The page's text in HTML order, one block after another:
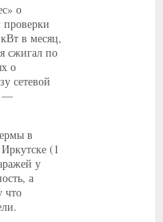
о
в месяц,
сжигал по
о
сетевой
—
в
(1
у
а
что